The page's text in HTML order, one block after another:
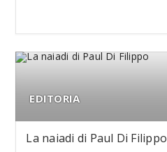
EDITORIA
La naiadi di Paul Di Filippo